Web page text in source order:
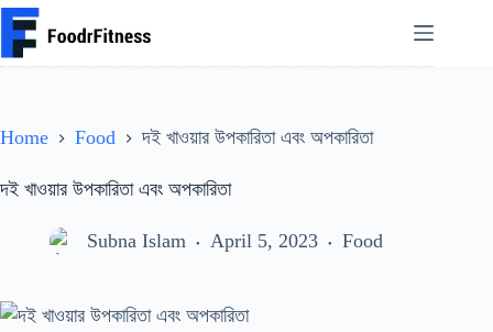
Skip
to
content
Home Food দই খাওয়ার উপকারিতা এবং অপকারিতা
দই খাওয়ার উপকারিতা এবং অপকারিতা
Subna Islam April 5, 2023 Food